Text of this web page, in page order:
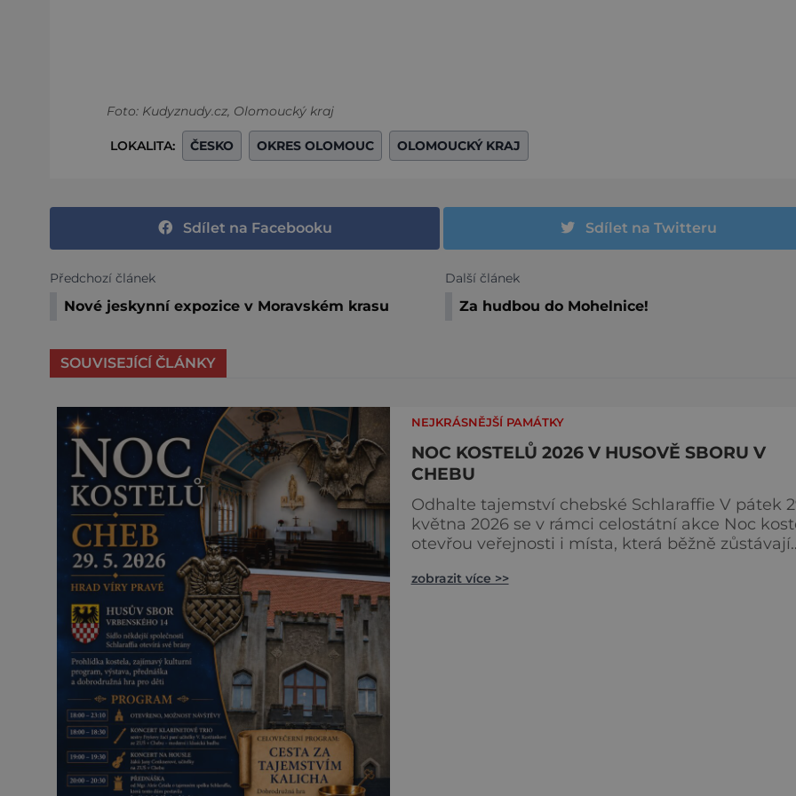
Foto: Kudyznudy.cz, Olomoucký kraj
LOKALITA: ČESKO OKRES OLOMOUC OLOMOUCKÝ KRAJ
Sdílet na Facebooku Sdílet na Twitteru
Předchozí článek
Nové jeskynní expozice v Moravském krasu
Další článek
Za hudbou do Mohelnice!
SOUVISEJÍCÍ ČLÁNKY
NEJKRÁSNĚJŠÍ PAMÁTKY
NOC KOSTELŮ 2026 V HUSOVĚ SBORU V
CHEBU
Odhalte tajemství chebské Schlaraffie V pátek
května 2026 se v rámci celostátní akce Noc
otevřou veřejnosti i místa, která běžně zůstávají
Husův sbor Církve československé husitské v
zobrazit více >>